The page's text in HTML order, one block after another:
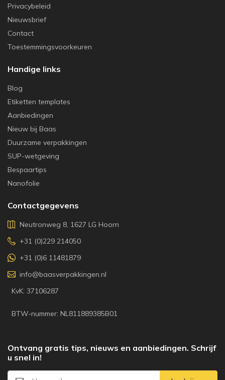
Privacybeleid
Nieuwsbrief
Contact
Toestemmingsvoorkeuren
Handige links
Blog
Etiketten templates
Aanbiedingen
Nieuw bij Baas
Duurzame verpakkingen
SUP-wetgeving
Bespaartips
Nanofolie
Contactgegevens
Neutronweg 8, 1627 LG Hoorn
+31 (0)229 214050
+31 (0)6 11481879
info@baasverpakkingen.nl
KvK: 37106287
BTW-nummer: NL811889385B01
Ontvang gratis tips, nieuws en aanbiedingen. Schrijf
u snel in!